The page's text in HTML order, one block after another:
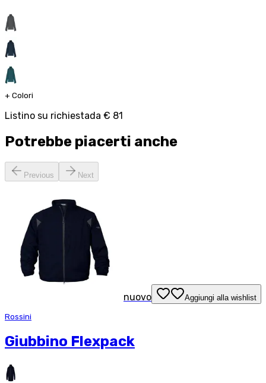
+ Colori
Listino su richiestada € 81
Potrebbe piacerti anche
Previous Next
nuovo Aggiungi alla wishlist
Rossini
Giubbino Flexpack